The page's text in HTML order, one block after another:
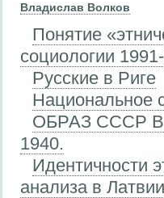
Владислав Волков
Понятие
социологии
Русские в Риге
Национальное
ОБРАЗ СССР
1940.
Идентичности
анализа в